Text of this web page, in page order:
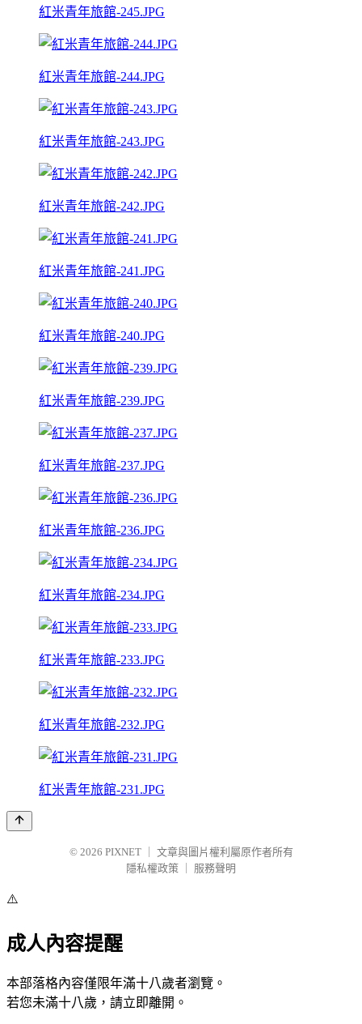
紅米青年旅館-245.JPG
紅米青年旅館-244.JPG
紅米青年旅館-243.JPG
紅米青年旅館-242.JPG
紅米青年旅館-241.JPG
紅米青年旅館-240.JPG
紅米青年旅館-239.JPG
紅米青年旅館-237.JPG
紅米青年旅館-236.JPG
紅米青年旅館-234.JPG
紅米青年旅館-233.JPG
紅米青年旅館-232.JPG
紅米青年旅館-231.JPG
© 2026 PIXNET
文章與圖片權利屬原作者所有
隱私權政策
服務聲明
⚠️
成人內容提醒
本部落格內容僅限年滿十八歲者瀏覽。
若您未滿十八歲，請立即離開。